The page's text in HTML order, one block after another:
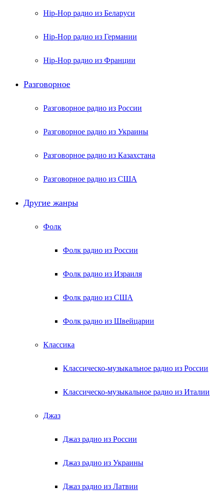
Hip-Hop радио из Беларуси
Hip-Hop радио из Германии
Hip-Hop радио из Франции
Разговорное
Разговорное радио из России
Разговорное радио из Украины
Разговорное радио из Казахстана
Разговорное радио из США
Другие жанры
Фолк
Фолк радио из России
Фолк радио из Израиля
Фолк радио из США
Фолк радио из Швейцарии
Классика
Классическо-музыкальное радио из России
Классическо-музыкальное радио из Италии
Джаз
Джаз радио из России
Джаз радио из Украины
Джаз радио из Латвии